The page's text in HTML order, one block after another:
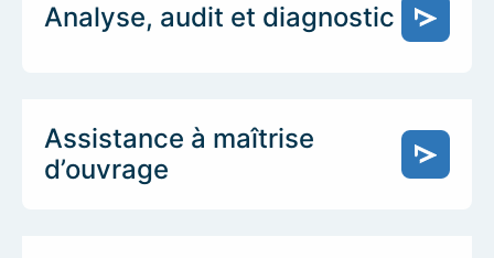
Analyse, audit et diagnostic
Assistance à maîtrise
d’ouvrage